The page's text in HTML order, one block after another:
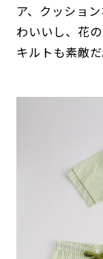
ア、クッショ
わいいし、花
キルトも素敵だ